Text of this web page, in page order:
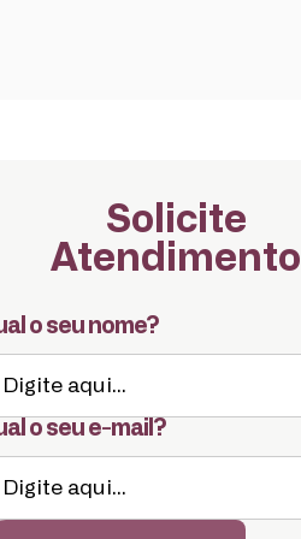
Solicite
Atendimento
o seu nome?
o seu e-mail?